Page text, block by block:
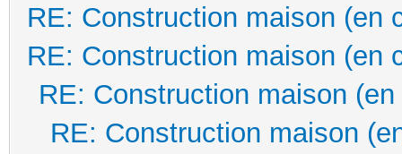
RE: Construction maison (en
RE: Construction maison (en
RE: Construction maison
RE: Construction maison